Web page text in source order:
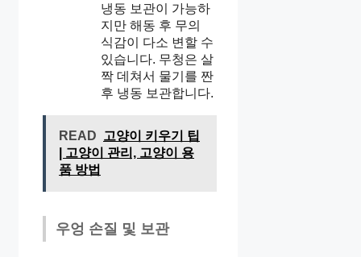
냉동 보관이 가능하
지만 해동 후 무의
식감이 다소 변할 수
있습니다. 무청은 살
짝 데쳐서 물기를 짠
후 냉동 보관합니다.
READ 고양이 키우기 팁
| 고양이 관리, 고양이 용
품 방법
우엉 손질 및 보관